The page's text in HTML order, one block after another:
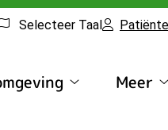
Selecteer Taal
Meer